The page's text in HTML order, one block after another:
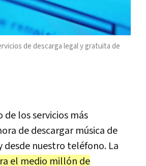
de descarga legal y gratuita de
de los servicios más
de descargar música de
nuestro teléfono. La
el medio millón de